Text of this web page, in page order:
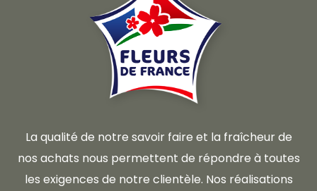
La qualité de notre savoir faire et la fraîcheur de
nos achats nous permettent de répondre à toutes
les exigences de notre clientèle. Nos réalisations